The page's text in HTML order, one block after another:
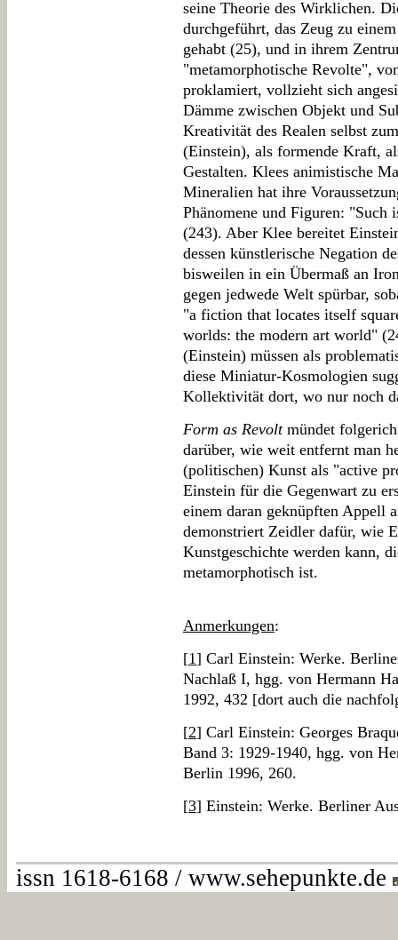
seine Theorie des Wirklichen.
durchgeführt, das Zeug zu
gehabt (25), und in ihrem
"metamorphotische Revolte",
proklamiert, vollzieht sich
Dämme zwischen Objekt und
Kreativität des Realen selbst
(Einstein), als formende Kraft,
Gestalten. Klees animistische
Mineralien hat ihre
Phänomene und Figuren: "Such
(243). Aber Klee bereitet
dessen künstlerische Negation
bisweilen in ein Übermaß an
gegen jedwede Welt spürbar,
"a fiction that locates itself
worlds: the modern art world"
(Einstein) müssen als
diese Miniatur-Kosmologien
Kollektivität dort, wo nur noch
Form as Revoltmündet
darüber, wie weit entfernt man
(politischen) Kunst als "active
Einstein für die Gegenwart zu
einem daran geknüpften Appell
demonstriert Zeidler dafür, wie
Kunstgeschichte werden kann,
metamorphotisch ist.
Anmerkungen:
[1] Carl Einstein: Werke.
Nachlaß I, hgg. von Hermann
1992, 432 [dort auch die
[2] Carl Einstein: Georges
Band 3: 1929-1940, hgg. von
Berlin 1996, 260.
[3] Einstein: Werke. Berliner
issn 1618-6168 / www.sehepunkte.de